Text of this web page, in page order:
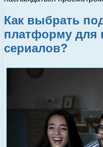
Как выбрать
платформу для
сериалов?